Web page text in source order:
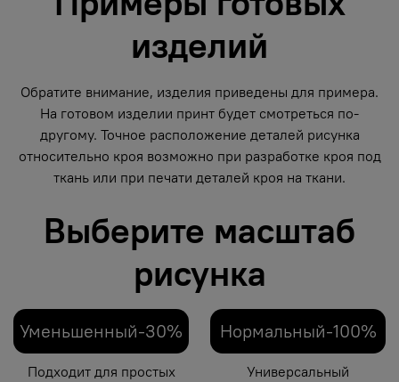
изделий
Обратите внимание, изделия приведены для примера.
На готовом изделии принт будет смотреться по-
другому. Точное расположение деталей рисунка
относительно кроя возможно при разработке кроя под
ткань или при печати деталей кроя на ткани.
Выберите масштаб
рисунка
Уменьшенный-30%
Подходит для простых
Нормальный-100%
Универсальный